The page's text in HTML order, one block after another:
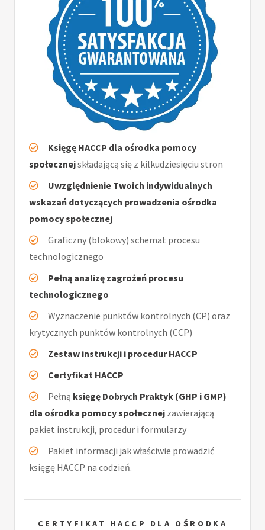
Księgę HACCP dla ośrodka pomocy
społecznejskładającą się z kilkudziesięciu stron
Uwzględnienie Twoich indywidualnych
wskazań dotyczących prowadzenia ośrodka
pomocy społecznej
Graficzny (blokowy) schemat procesu
technologicznego
Pełną analizę zagrożeń procesu
technologicznego
Wyznaczenie punktów kontrolnych (CP) oraz
krytycznych punktów kontrolnych (CCP)
Zestaw instrukcji i procedur HACCP
Certyfikat HACCP
Pełną księgę Dobrych Praktyk (GHP i GMP)
dla ośrodka pomocy społecznej zawierającą
pakiet instrukcji, procedur i formularzy
Pakiet informacji jak właściwie prowadzić
księgę HACCP na codzień.
CERTYFIKAT HACCP DLA OŚRODKA